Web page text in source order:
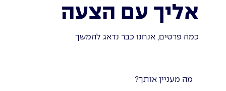
אליך עם הצעה
כמה פרטים, אנחנו כבר נדאג להמשך
מה מעניין אותך?